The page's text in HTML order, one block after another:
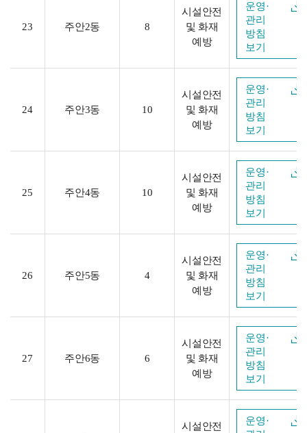
23 주안2동 8
시설안전
및 화재
예방
운영·
관리
방침
보기
24 주안3동 10
시설안전
및 화재
예방
운영·
관리
방침
보기
25 주안4동 10
시설안전
및 화재
예방
운영·
관리
방침
보기
26 주안5동 4
시설안전
및 화재
예방
운영·
관리
방침
보기
27 주안6동 6
시설안전
및 화재
예방
운영·
관리
방침
보기
시설안전
운영·